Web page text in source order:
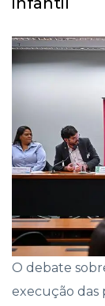
O debate
execução das